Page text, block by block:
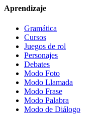
Aprendizaje
Gramática
Cursos
Juegos de rol
Personajes
Debates
Modo Foto
Modo Llamada
Modo Frase
Modo Palabra
Modo de Diálogo